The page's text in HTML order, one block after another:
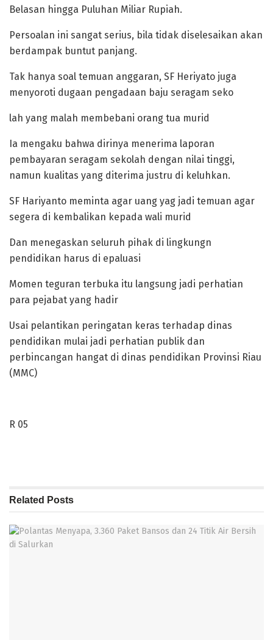
Belasan hingga Puluhan Miliar Rupiah.
Persoalan ini sangat serius, bila tidak diselesaikan akan
berdampak buntut panjang.
Tak hanya soal temuan anggaran, SF Heriyato juga
menyoroti dugaan pengadaan baju seragam seko
lah yang malah membebani orang tua murid
Ia mengaku bahwa dirinya menerima laporan
pembayaran seragam sekolah dengan nilai tinggi,
namun kualitas yang diterima justru di keluhkan.
SF Hariyanto meminta agar uang yag jadi temuan agar
segera di kembalikan kepada wali murid
Dan menegaskan seluruh pihak di lingkungn
pendidikan harus di epaluasi
Momen teguran terbuka itu langsung jadi perhatian
para pejabat yang hadir
Usai pelantikan peringatan keras terhadap dinas
pendidikan mulai jadi perhatian publik dan
perbincangan hangat di dinas pendidikan Provinsi Riau
(MMC)
R 05
Related Posts